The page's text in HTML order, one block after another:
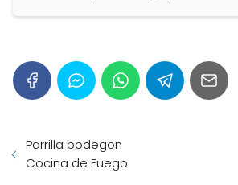
Parrilla bodegon
Cocina de Fuego